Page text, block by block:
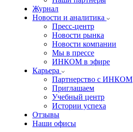
Журнал
Новости и аналитика
Пресс-центр
Новости рынка
Новости компании
Мы в прессе
ИНКОМ в эфире
Карьера
Партнерство с ИНКОМ
Приглашаем
Учебный центр
Истории успеха
Отзывы
Наши офисы